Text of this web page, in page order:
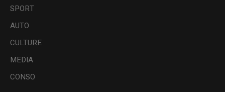
SPORT
AUTO
CULTURE
MEDIA
CONSO